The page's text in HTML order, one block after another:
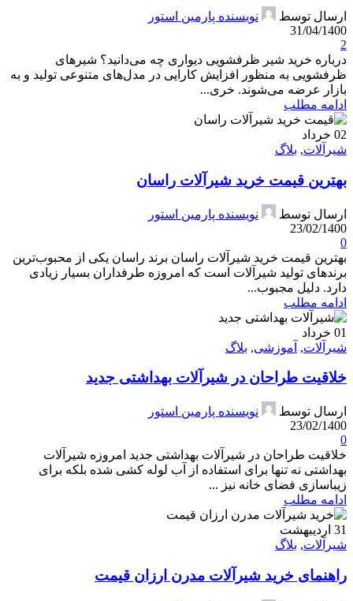
ارسال توسط
نویسنده پارمین استور
31/04/1400
2
درباره خرید شیر ظرفشویی دیواری چه می‌دانید؟ شیرهای
ظرفشویی به منظور افزایش کارایی در مدل‌های متنوعی تولید و به
بازار عرضه می‌شوند. خری...
ادامه مطلب
02 خرداد
شیرآلات, بلاگ
بهترین قیمت خرید شیرآلات راسان
ارسال توسط
نویسنده پارمین استور
23/02/1400
0
بهترین قیمت خرید شیرآلات راسان برند راسان یکی از محبوب‌ترین
برندهای تولید شیرآلات است که امروزه طرفداران بسیار زیادی
دارد. دلیل مجبوب...
ادامه مطلب
01 خرداد
شیرآلات, آموزشی, بلاگ
خلاقیت طراحان در شیرآلات بهداشتی جدید
ارسال توسط
نویسنده پارمین استور
23/02/1400
0
خلاقیت طراحان در شیرآلات بهداشتی جدید امروزه شیرآلات
بهداشتی نه تنها برای استفاده از آب لوله کشی شده بلکه برای
زیباسازی فضای خانه نیز ...
ادامه مطلب
31 اردیبهشت
شیرآلات, بلاگ
راهنمای خرید شیرآلات مدرن ارزان قیمت